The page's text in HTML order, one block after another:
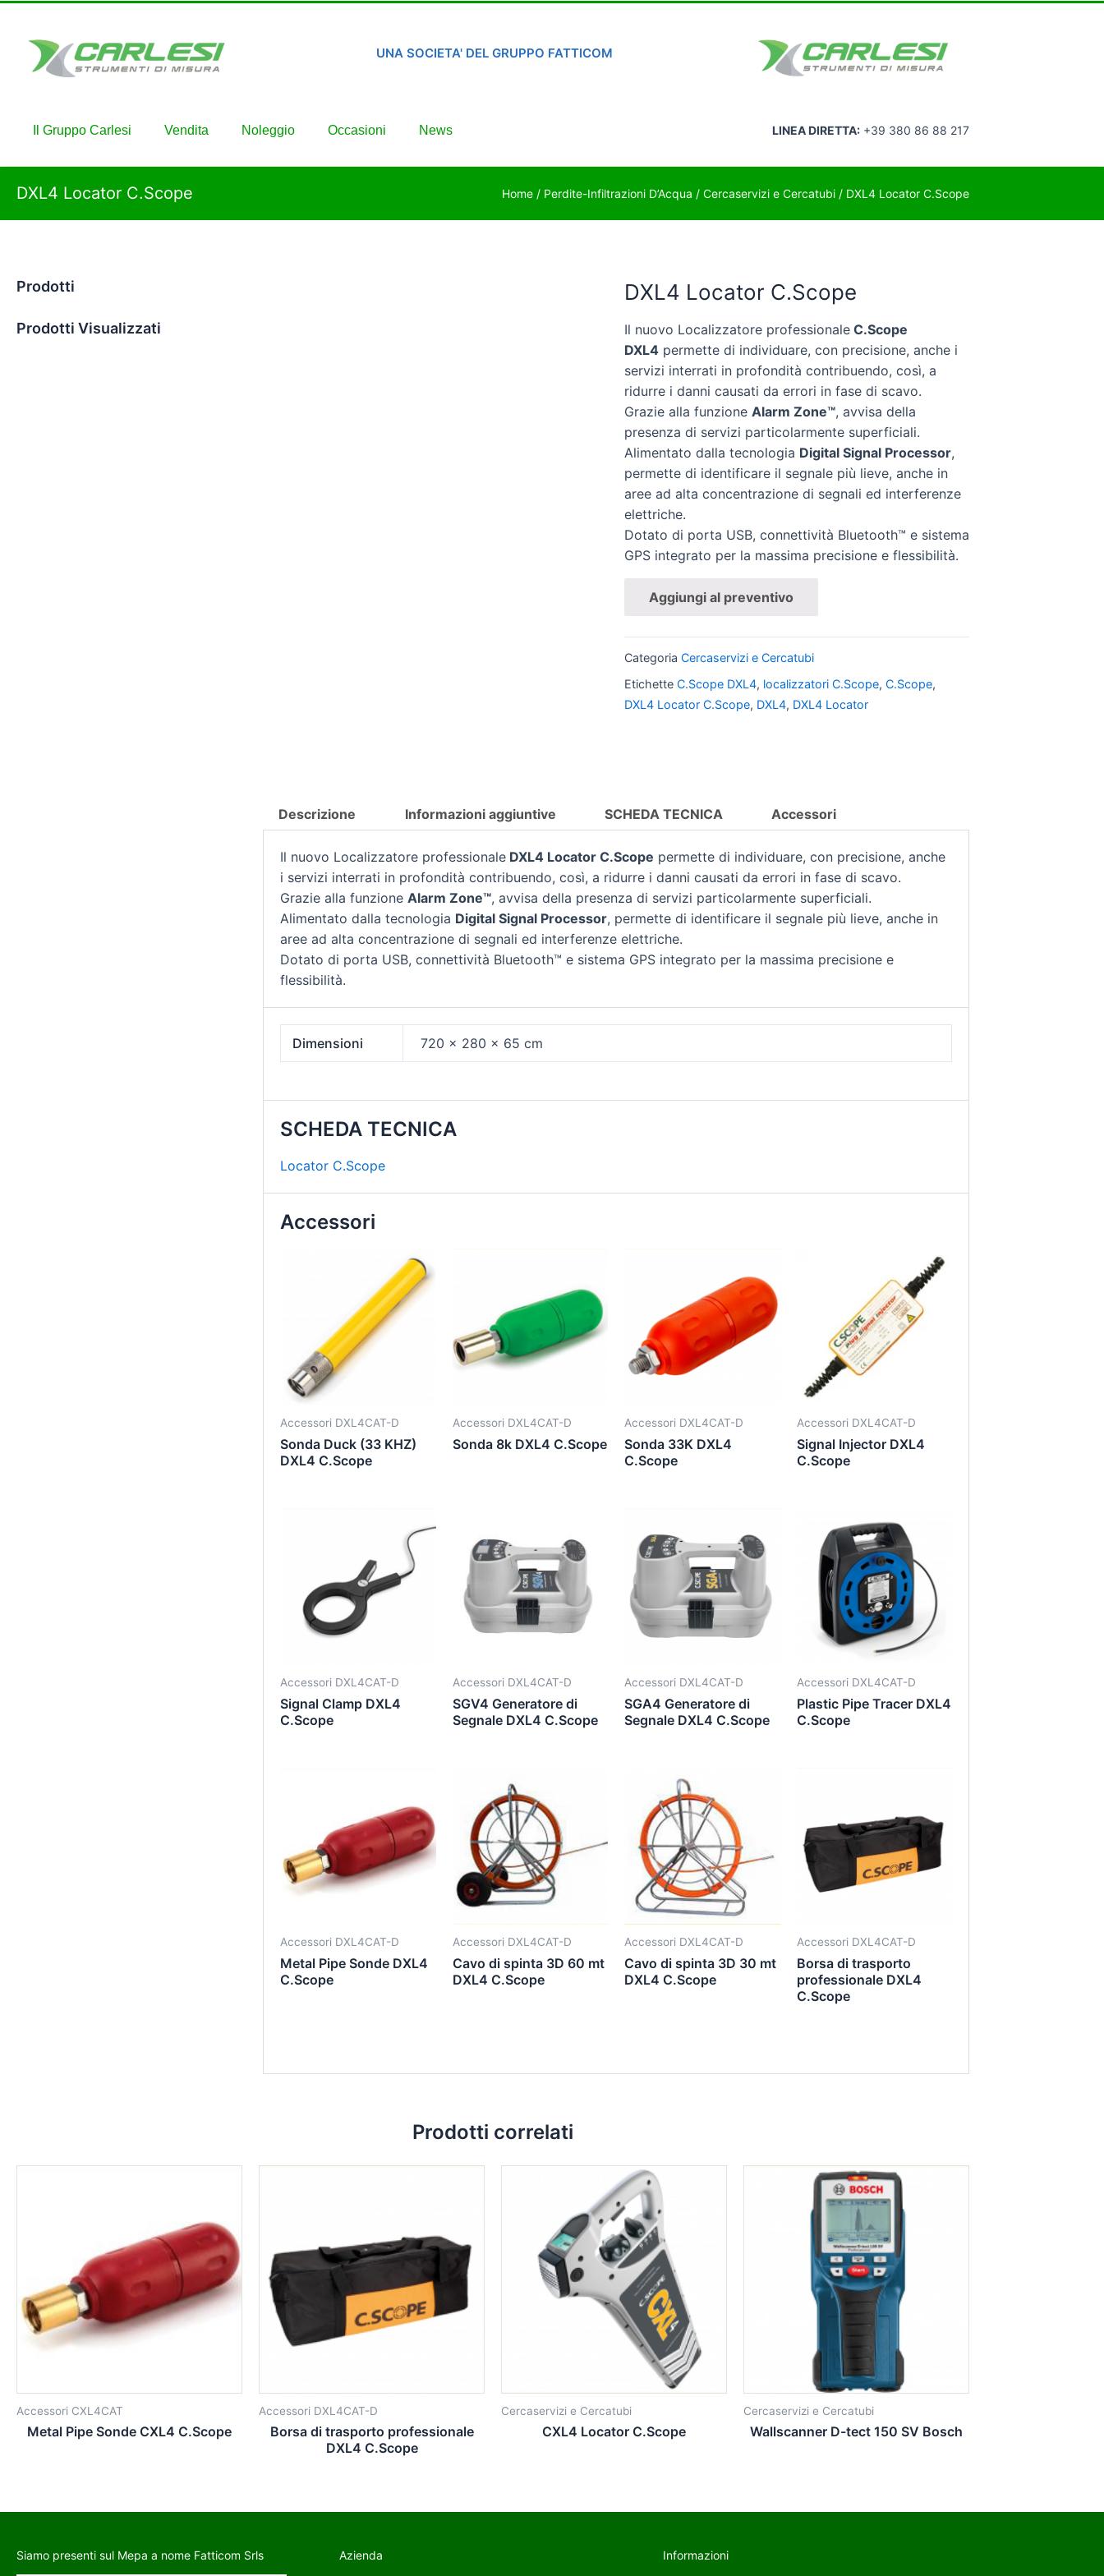
UNA SOCIETA' DEL GRUPPO FATTICOM
Il Gruppo Carlesi Vendita Noleggio Occasioni News LINEA DIRETTA: +39 380 86 88 217
DXL4 Locator C.Scope Home / Perdite-Infiltrazioni D’Acqua / Cercaservizi e Cercatubi / DXL4 Locator C.Scope
Prodotti
Prodotti Visualizzati
DXL4 Locator C.Scope
Il nuovo Localizzatore professionale C.Scope
DXL4 permette di individuare, con precisione, anche i
servizi interrati in profondità contribuendo, così, a
ridurre i danni causati da errori in fase di scavo.
Grazie alla funzione Alarm Zone™, avvisa della
presenza di servizi particolarmente superficiali.
Alimentato dalla tecnologia Digital Signal Processor,
permette di identificare il segnale più lieve, anche in
aree ad alta concentrazione di segnali ed interferenze
elettriche.
Dotato di porta USB, connettività Bluetooth™ e sistema
GPS integrato per la massima precisione e flessibilità.
Aggiungi al preventivo
Categoria Cercaservizi e Cercatubi
Etichette C.Scope DXL4, localizzatori C.Scope, C.Scope,
DXL4 Locator C.Scope, DXL4, DXL4 Locator
Descrizione Informazioni aggiuntive SCHEDA TECNICA Accessori
Il nuovo Localizzatore professionale DXL4 Locator C.Scope permette di individuare, con precisione, anche
i servizi interrati in profondità contribuendo, così, a ridurre i danni causati da errori in fase di scavo.
Grazie alla funzione Alarm Zone™, avvisa della presenza di servizi particolarmente superficiali.
Alimentato dalla tecnologia Digital Signal Processor, permette di identificare il segnale più lieve, anche in
aree ad alta concentrazione di segnali ed interferenze elettriche.
Dotato di porta USB, connettività Bluetooth™ e sistema GPS integrato per la massima precisione e
flessibilità.
Dimensioni 720 × 280 × 65 cm
SCHEDA TECNICA
Locator C.Scope
Accessori
Accessori DXL4CAT-D
Sonda Duck (33 KHZ)
DXL4 C.Scope
Accessori DXL4CAT-D
Sonda 8k DXL4 C.Scope
Accessori DXL4CAT-D
Sonda 33K DXL4
C.Scope
Accessori DXL4CAT-D
Signal Injector DXL4
C.Scope
Accessori DXL4CAT-D
Signal Clamp DXL4
C.Scope
Accessori DXL4CAT-D
SGV4 Generatore di
Segnale DXL4 C.Scope
Accessori DXL4CAT-D
SGA4 Generatore di
Segnale DXL4 C.Scope
Accessori DXL4CAT-D
Plastic Pipe Tracer DXL4
C.Scope
Accessori DXL4CAT-D
Metal Pipe Sonde DXL4
C.Scope
Accessori DXL4CAT-D
Cavo di spinta 3D 60 mt
DXL4 C.Scope
Accessori DXL4CAT-D
Cavo di spinta 3D 30 mt
DXL4 C.Scope
Accessori DXL4CAT-D
Borsa di trasporto
professionale DXL4
C.Scope
Prodotti correlati
Accessori CXL4CAT
Metal Pipe Sonde CXL4 C.Scope
Accessori DXL4CAT-D
Borsa di trasporto professionale
DXL4 C.Scope
Cercaservizi e Cercatubi
CXL4 Locator C.Scope
Cercaservizi e Cercatubi
Wallscanner D-tect 150 SV Bosch
Siamo presenti sul Mepa a nome Fatticom Srls Azienda Informazioni